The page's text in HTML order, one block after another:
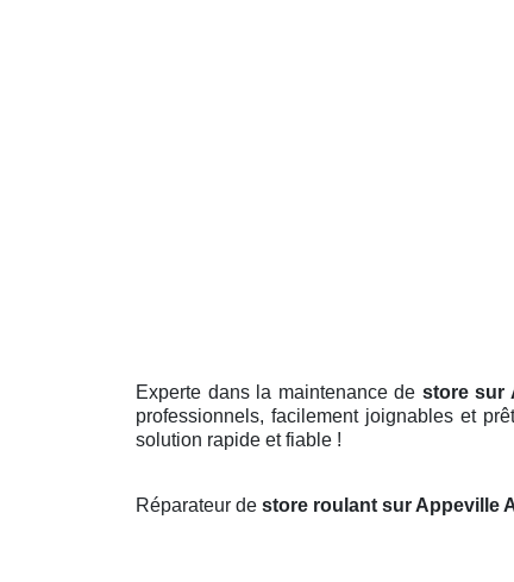
Experte dans la maintenance de store sur
professionnels, facilement joignables et
solution rapide et fiable !
Réparateur de store roulant sur Appeville